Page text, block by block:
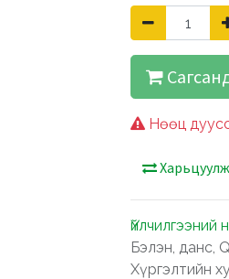
Нөөц
Үйлчилгээний
Бэлэн, данс,
Хүргэлтийн